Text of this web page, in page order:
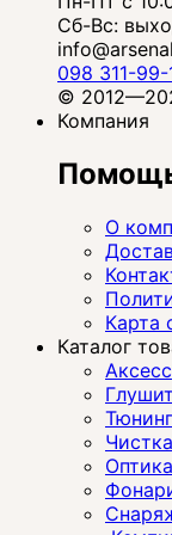
Сб-Вс:
098 311-99-
©
Компания
О
Карта
Каталог
Оптика